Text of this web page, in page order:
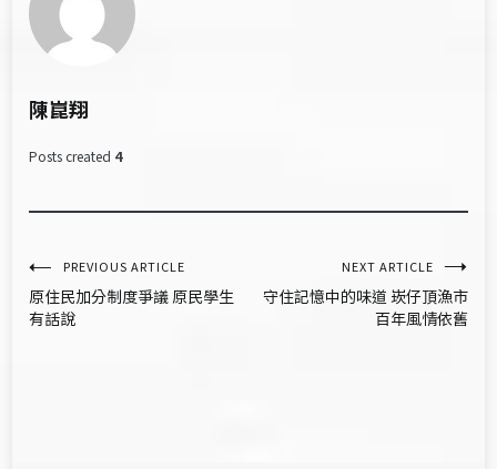
陳崑翔
Posts created 4
文
章
PREVIOUS ARTICLE
原住民加分制度爭議 原民學生
有話說
NEXT ARTICLE
守住記憶中的味道 崁仔頂漁市
百年風情依舊